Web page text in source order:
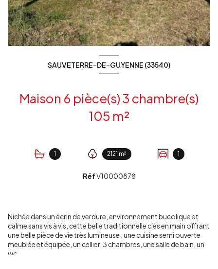
SAUVETERRE-DE-GUYENNE (33540)
Maison 6 pièce(s) 3 chambre(s)
105 m²
1 2121 m² 1
RéfV10000878
Nichée dans un écrin de verdure, environnement bucolique et
calme sans vis à vis, cette belle traditionnelle clés en main offrant
une belle pièce de vie très lumineuse , une cuisine semi ouverte
meublée et équipée, un cellier, 3 chambres, une salle de bain, un
wc.